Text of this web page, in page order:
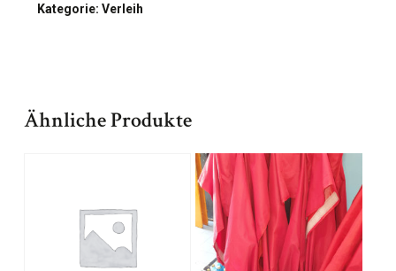
Kategorie: Verleih
Ähnliche Produkte